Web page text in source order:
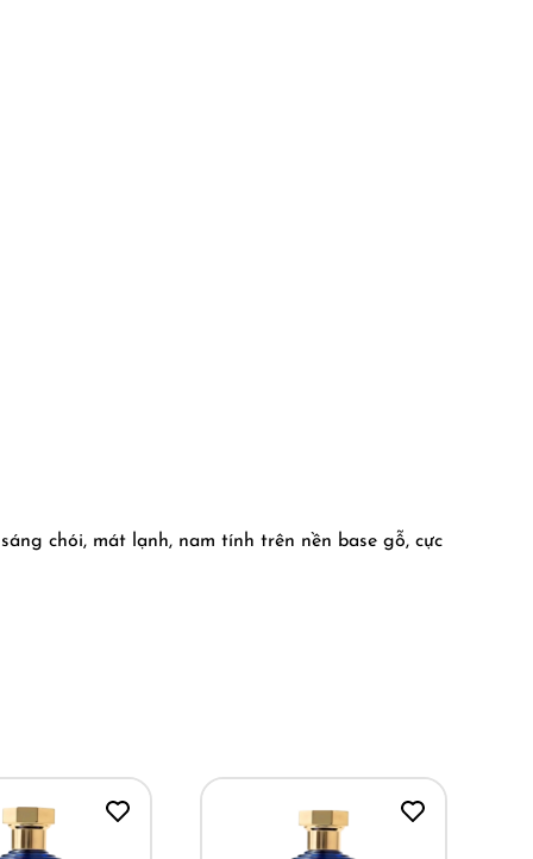
chói, mát lạnh, nam tính trên nền base gỗ, cực